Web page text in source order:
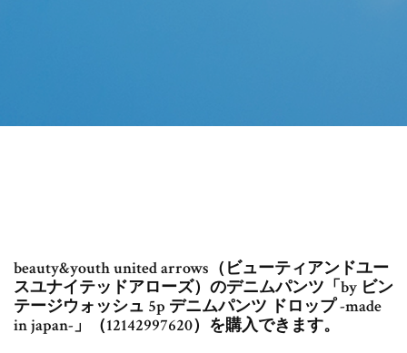
beauty&youth united arrows（ビューティアンドユー
スユナイテッドアローズ）のデニムパンツ「by ビン
テージウォッシュ 5p デニムパンツ ドロップ -made
in japan-」（12142997620）を購入できます。